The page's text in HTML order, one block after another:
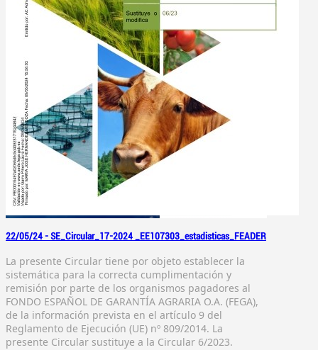
22/05/24 - SE_Circular_17-2024 _EE107303_estadisticas_FEADER
La presente Circular tiene por objeto establecer la
sistemática para la correcta cumplimentación y
remisión por parte de los organismos pagadores al
FONDO ESPAÑOL DE GARANTÍA AGRARIA O.A. (FEGA),
de la información prevista en el artículo 9 del
Reglamento de Ejecución (UE) nº 809/2014. La
presente Circular sustituye a la Circular 6/2023.